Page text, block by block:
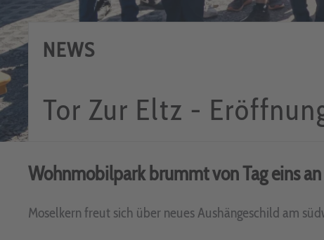
NEWS
Tor Zur Eltz -
Wohnmobilpark brummt von Tag eins an
Moselkern freut sich über neues Aushängeschild am